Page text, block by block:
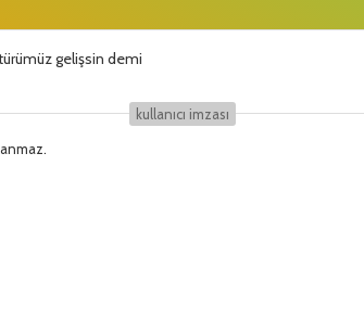
gelişsin demi
kullanıcı i̇mzası